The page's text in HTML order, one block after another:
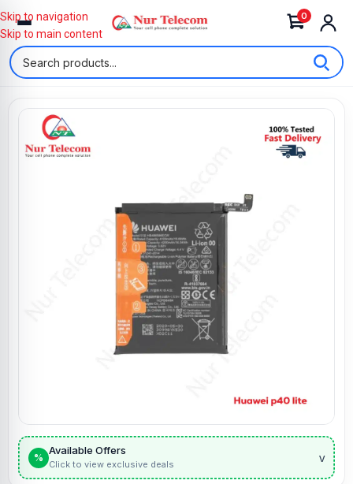
0
Skip to navigation
Skip to main content
%
Available Offers
Click to view exclusive deals v